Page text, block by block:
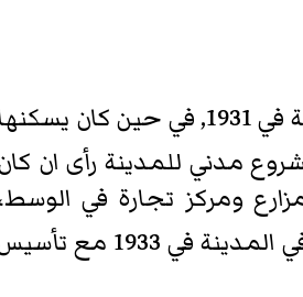
في السنين المقبلة، نتانيا استمرت بالنمو مع افتتح أول حضانة ومتجر في 1930, وأول مدرسة في 1931, في حين كان
مدني للمدينة رأى ان
ومركز تجارة في
لقد شهدت المدينة أفتتاح فندق تل أبيب، أول فندق في المدينة في 1933